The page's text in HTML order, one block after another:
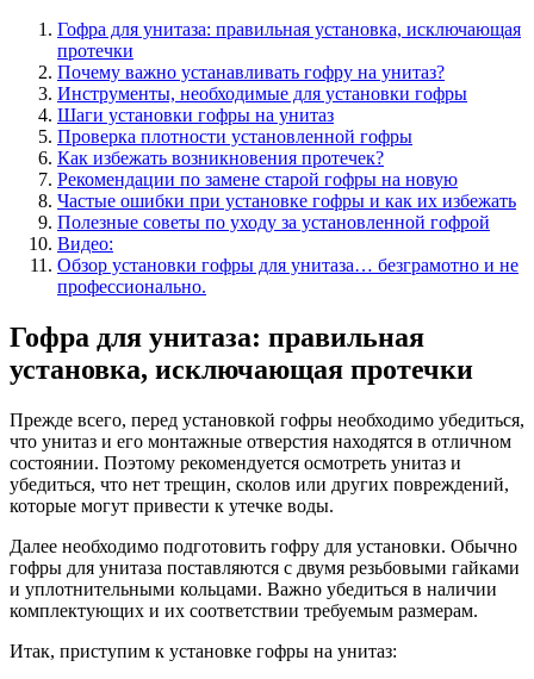
Гофра для унитаза: правильная установка, исключающая
протечки
Почему важно устанавливать гофру на унитаз?
Инструменты, необходимые для установки гофры
Шаги установки гофры на унитаз
Проверка плотности установленной гофры
Как избежать возникновения протечек?
Рекомендации по замене старой гофры на новую
Частые ошибки при установке гофры и как их избежать
Полезные советы по уходу за установленной гофрой
Видео:
Обзор установки гофры для унитаза… безграмотно и не
профессионально.
Гофра для унитаза: правильная
установка, исключающая протечки
Прежде всего, перед установкой гофры необходимо убедиться,
что унитаз и его монтажные отверстия находятся в отличном
состоянии. Поэтому рекомендуется осмотреть унитаз и
убедиться, что нет трещин, сколов или других повреждений,
которые могут привести к утечке воды.
Далее необходимо подготовить гофру для установки. Обычно
гофры для унитаза поставляются с двумя резьбовыми гайками
и уплотнительными кольцами. Важно убедиться в наличии
комплектующих и их соответствии требуемым размерам.
Итак, приступим к установке гофры на унитаз: